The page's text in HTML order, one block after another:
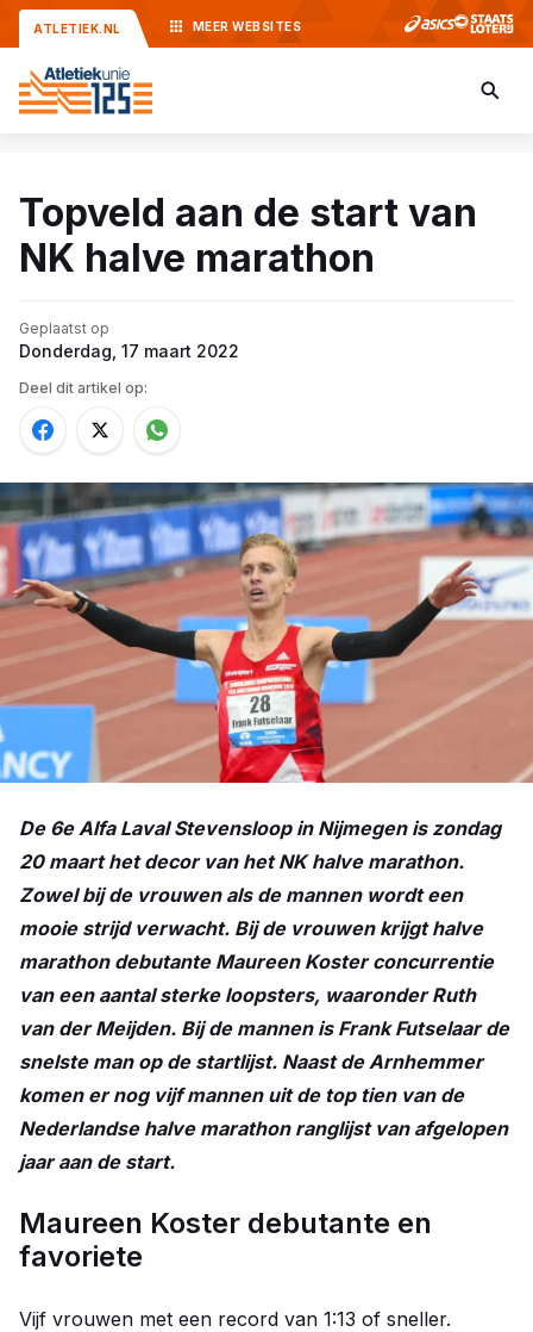
ATLETIEK.NL MEER WEBSITES
Topveld aan de start van
NK halve marathon
Geplaatst op
Donderdag, 17 maart 2022
Deel dit artikel op:
De 6e Alfa Laval Stevensloop in Nijmegen is zondag
20 maart het decor van het NK halve marathon.
Zowel bij de vrouwen als de mannen wordt een
mooie strijd verwacht. Bij de vrouwen krijgt halve
marathon debutante Maureen Koster concurrentie
van een aantal sterke loopsters, waaronder Ruth
van der Meijden. Bij de mannen is Frank Futselaar de
snelste man op de startlijst. Naast de Arnhemmer
komen er nog vijf mannen uit de top tien van de
Nederlandse halve marathon ranglijst van afgelopen
jaar aan de start.
Maureen Koster debutante en
favoriete
Vijf vrouwen met een record van 1:13 of sneller.